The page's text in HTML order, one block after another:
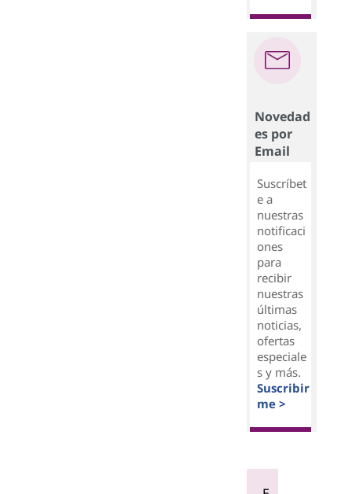
Novedad
es por
Email
Suscríbet
e a
nuestras
notificaci
ones
para
recibir
nuestras
últimas
noticias,
ofertas
especiale
s y más.
Suscribir
me >